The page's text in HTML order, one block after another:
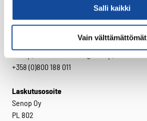
Salli kaikki
Vain välttämättömät
Yhteystiedot (senop.fi)
+358 (0)800 188 011
Laskutusosoite
Senop Oy
PL 802